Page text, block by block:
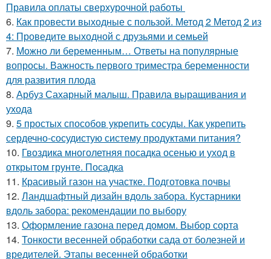
Правила оплаты сверхурочной работы
6. Как провести выходные с пользой. Метод 2 Метод 2 из
4: Проведите выходной с друзьями и семьей
7. Можно ли беременным… Ответы на популярные
вопросы. Важность первого триместра беременности
для развития плода
8. Арбуз Сахарный малыш. Правила выращивания и
ухода
9. 5 простых способов укрепить сосуды. Как укрепить
сердечно-сосудистую систему продуктами питания?
10. Гвоздика многолетняя посадка осенью и уход в
открытом грунте. Посадка
11. Красивый газон на участке. Подготовка почвы
12. Ландшафтный дизайн вдоль забора. Кустарники
вдоль забора: рекомендации по выбору
13. Оформление газона перед домом. Выбор сорта
14. Тонкости весенней обработки сада от болезней и
вредителей. Этапы весенней обработки